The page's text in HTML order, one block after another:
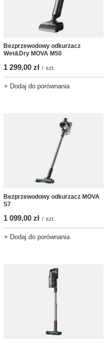
Bezprzewodowy odkurzacz
Wet&Dry MOVA M50
1 299,00 zł / szt.
+ Dodaj do porównania
Bezprzewodowy odkurzacz MOVA
S7
1 099,00 zł / szt.
+ Dodaj do porównania